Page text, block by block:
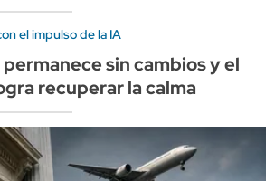
el impulso de la IA
sin cambios y el
recuperar la calma